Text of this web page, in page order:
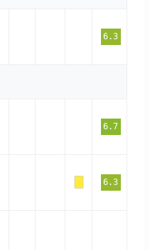
6.3
6.7
6.3